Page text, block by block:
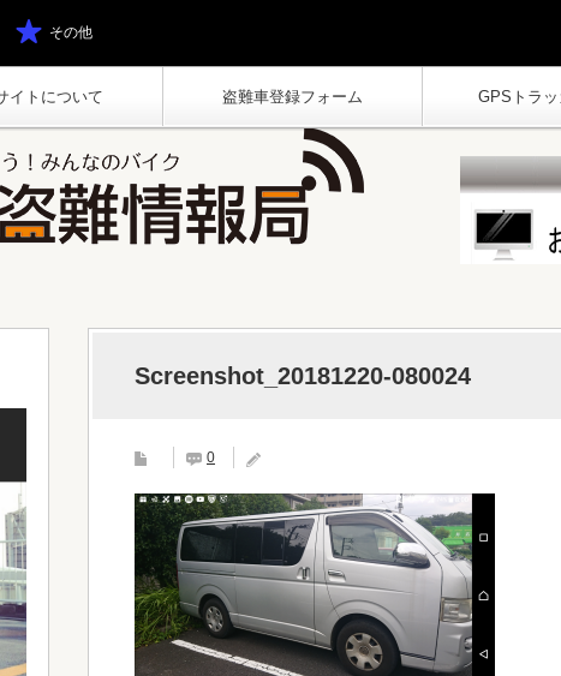
イトについて 盗難車登録フォーム GPSトラ
その他
Screenshot_20181220-080024
0